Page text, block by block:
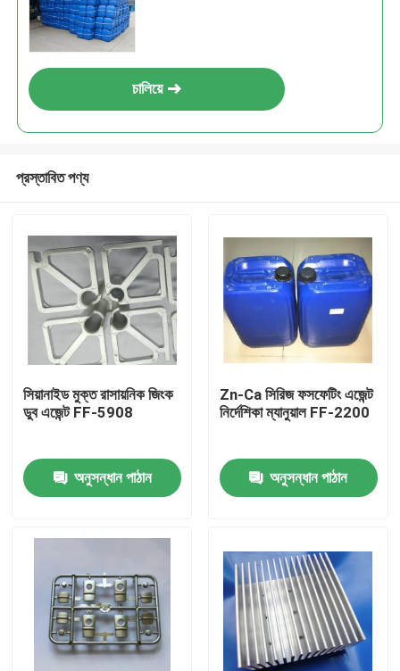
পণ্য
চালিয়ে
প্রস্তাবিত পণ্য
সিয়ানাইড মুক্ত রাসায়নিক জিংক
ডুব এজেন্ট FF-5908
অনুসন্ধান পাঠান
Zn-Ca সিরিজ ফসফেটিং এজেন্ট
নির্দেশিকা ম্যানুয়াল FF-2200
অনুসন্ধান পাঠান